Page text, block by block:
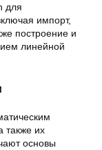
для
импорт,
построение и
линейной
также их
основы